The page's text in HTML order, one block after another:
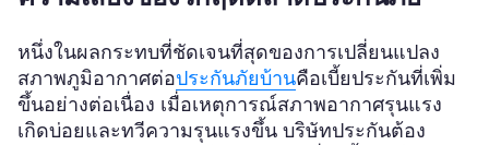
หนึ่งในผลกระทบที่ชัดเจนที่สุดของการเปลี่ยนแปลง
สภาพภูมิอากาศต่อประกันภัยบ้านคือเบี้ยประกันที่เพิ่ม
ขึ้นอย่างต่อเนื่อง เมื่อเหตุการณ์สภาพอากาศรุนแรง
เกิดบ่อยและทวีความรุนแรงขึ้น บริษัทประกันต้อง